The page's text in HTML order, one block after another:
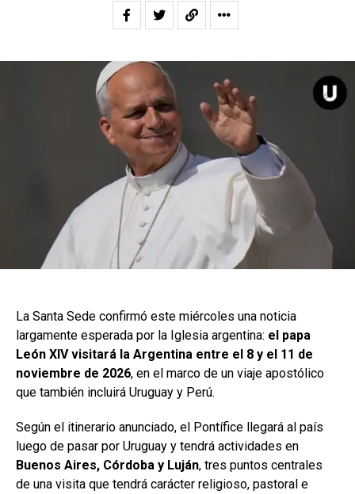
La Santa Sede confirmó este miércoles una noticia
largamente esperada por la Iglesia argentina: el papa
León XIV visitará la Argentina entre el 8 y el 11 de
noviembre de 2026, en el marco de un viaje apostólico
que también incluirá Uruguay y Perú.
Según el itinerario anunciado, el Pontífice llegará al país
luego de pasar por Uruguay y tendrá actividades en
Buenos Aires, Córdoba y Luján, tres puntos centrales
de una visita que tendrá carácter religioso, pastoral e